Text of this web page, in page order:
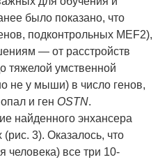
было показано, что
подконтрольных MEF2),
— от расстройств
тяжелой умственной
не у мыши) в число генов,
и ген OSTN.
найденного энхансера
3). Оказалось, что
человека) все три 10-